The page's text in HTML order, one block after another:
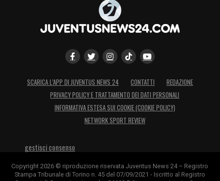
SCARICA L’APP DI JUVENTUS NEWS 24 CONTATTI
REDAZIONE
PRIVACY POLICY E TRATTAMENTO DEI DATI PERSONALI
INFORMATIVA ESTESA SUI COOKIE (COOKIE POLICY)
NETWORK SPORT REVIEW
gestisci consenso
Copyright 2026 © riproduzione riservata Juventus News 24 – Registro
Stampa Tribunale di Torino n. 45 del 07/09/2021 - Iscritto al Registro